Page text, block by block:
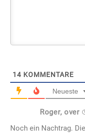
14 KOMMENTARE
Neueste
Roger, over
Noch ein Nachtrag.